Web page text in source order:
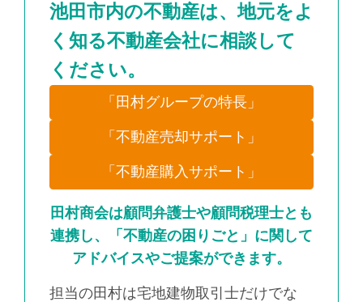
池田市内の不動産は、地元をよ
く知る不動産会社に相談して
ください。
「田村グループの特長」
「不動産売却サポート」
「不動産購入サポート」
田村商会は顧問弁護士や顧問税理士とも
連携し、「不動産の困りごと」に関して
アドバイスやご提案ができます。
担当の田村は宅地建物取引士だけでな